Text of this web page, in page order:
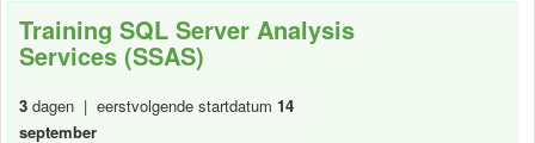
Training SQL Server Analysis
Services (SSAS)
3 dagen | eerstvolgende startdatum 14
september